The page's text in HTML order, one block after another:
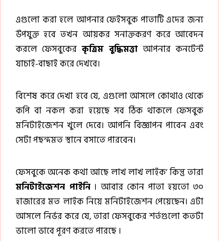
এগুলো করা হলে আপনার ফেইসবুক পাতাটি এদের জন্য
উপযুক্ত হবে তখন আয়কর সনাক্তকরণ করে আবেদন
করলে ফেসবুকেরকৃত্রিম বুদ্ধিমত্তাআপনার কনটেন্ট
যাচাই-বাছাই করে দেখবে।
বিশেষ করে দেখা হবে যে, এগুলো আসলে কোথাও থেকে
কপি বা নকল করা হয়েছে সব ঠিক থাকলে ফেসবুক
মনিটাইজেশন খুলে দেবে। আপনি বিজ্ঞাপন পাবেন এবং
সেটা পছন্দমত স্থানে বসাতে পারবেন।
ফেসবুকে অনেক কথা আছে লাখ লাখ লাইক’ কিন্তু তারা
মনিটাইজেশন পাইনি। আবার কোন পাতা হয়তো ৩০
হাজারের মত লাইক নিয়ে মনিটাইজেশন পেয়েছেন। এটা
আসলে নির্ভর করে যে, তারা ফেসবুকের শর্তগুলো কতটা
ভালো ভাবে পূরণ করতে পারছে ।